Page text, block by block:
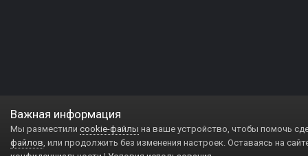
Важная информация
Мы разместили cookie-файлы на ваше устройство, чтобы помочь
файлов, или продолжить без изменения настроек. Оставаясь на